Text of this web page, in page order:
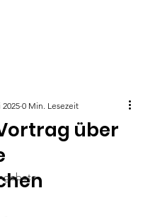
über
0 Min. Lesezeit